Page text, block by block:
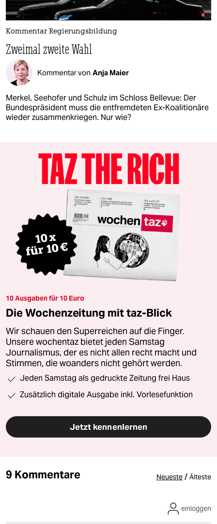
Kommentar Regierungsbildung
Zweimal zweite Wahl
Kommentar von Anja Maier
Merkel, Seehofer und Schulz im Schloss Bellevue: Der
Bundespräsident muss die entfremdeten Ex-Koalitionäre
wieder zusammenkriegen. Nur wie?
10 Ausgaben für 10 Euro
Die Wochenzeitung mit taz-Blick
Wir schauen den Superreichen auf die Finger.
Unsere wochentaz bietet jeden Samstag
Journalismus, der es nicht allen recht macht und
Stimmen, die woanders nicht gehört werden.
Jeden Samstag als gedruckte Zeitung frei Haus
Zusätzlich digitale Ausgabe inkl. Vorlesefunktion
Jetzt kennenlernen
9 Kommentare Neueste / Älteste
einloggen